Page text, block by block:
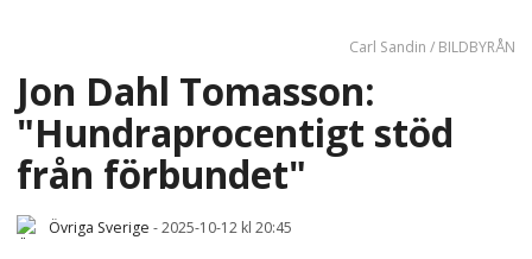
Carl Sandin / BILDBYRÅN
Jon Dahl Tomasson:
"Hundraprocentigt stöd
från förbundet"
Övriga Sverige -2025-10-12 kl 20:45